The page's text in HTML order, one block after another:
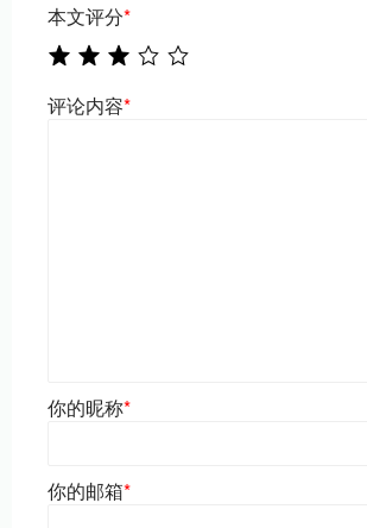
本文评分*
评论内容*
你的昵称*
你的邮箱*